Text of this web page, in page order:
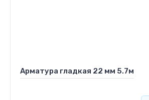
Арматура гладкая 22 мм 5.7м